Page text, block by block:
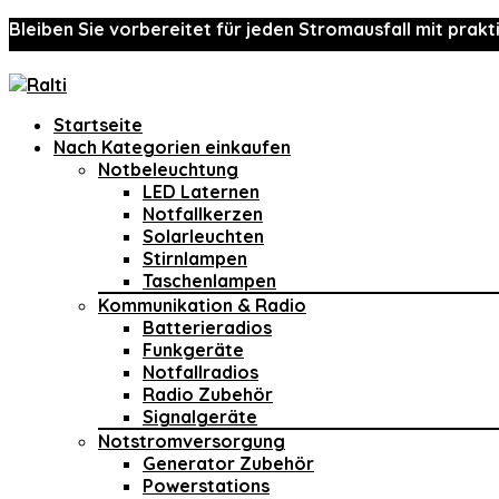
Bleiben Sie vorbereitet für jeden Stromausfall mit
Startseite
Nach Kategorien einkaufen
Notbeleuchtung
LED Laternen
Notfallkerzen
Solarleuchten
Stirnlampen
Taschenlampen
Kommunikation & Radio
Batterieradios
Funkgeräte
Notfallradios
Radio Zubehör
Signalgeräte
Notstromversorgung
Generator Zubehör
Powerstations